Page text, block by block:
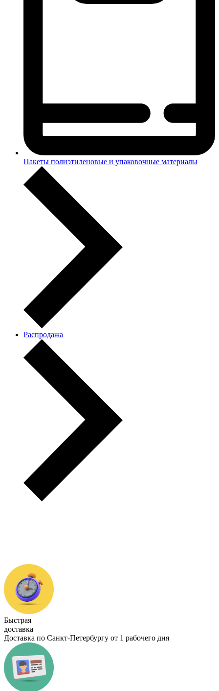
Пакеты полиэтиленовые и упаковочные материалы
Распродажа
Быстрая
доставка
Доставка по Санкт-Петербургу от 1 рабочего дня